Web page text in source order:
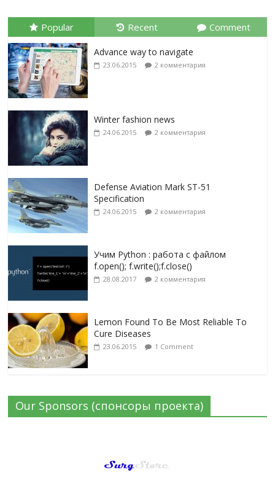
Popular Recent Comment
Advance way to navigate
23.06.2015 2 комментария
Winter fashion news
24.06.2015 2 комментария
Defense Aviation Mark ST-51
Specification
24.06.2015 2 комментария
Учим Python : работа с файлом
f.open(); f.write();f.close()
28.08.2017 2 комментария
Lemon Found To Be Most Reliable To
Cure Diseases
23.06.2015 1 Comment
Our Sponsors (спонсоры проекта)